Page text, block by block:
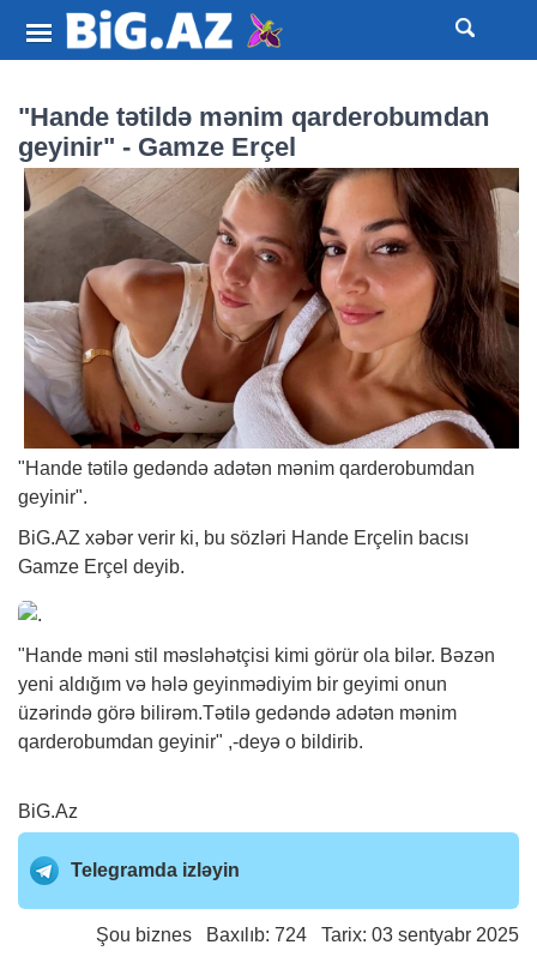
"Hande tətildə mənim qarderobumdan
geyinir" - Gamze Erçel
"Hande tətilə gedəndə adətən mənim qarderobumdan
geyinir".
BiG.AZ xəbər verir ki, bu sözləri Hande Erçelin bacısı
Gamze Erçel deyib.
"Hande məni stil məsləhətçisi kimi görür ola bilər. Bəzən
yeni aldığım və hələ geyinmədiyim bir geyimi onun
üzərində görə bilirəm.Tətilə gedəndə adətən mənim
qarderobumdan geyinir" ,-deyə o bildirib.
BiG.Az
Telegramda izləyin
Şou biznes Baxılıb: 724 Tarix: 03 sentyabr 2025